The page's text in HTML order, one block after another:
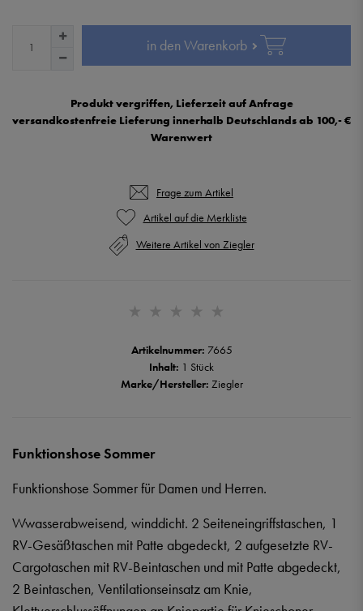
Artikelnummer: 7665
Inhalt: 1 Stück
Marke/Hersteller: Ziegler
in den Warenkorb
Produkt vergriffen, Lieferzeit auf Anfrage
versandkostenfreie Lieferung innerhalb Deutschlands ab 100,- €
Warenwert
Frage zum Artikel
Weitere Artikel von Ziegler
Funktionshose Sommer
Funktionshose Sommer für Damen und Herren.
Wwasserabweisend, winddicht. 2 Seiteneingriffstaschen, 1
RV-Gesäßtaschen mit Patte abgedeckt, 2 aufgesetzte RV-
Cargotaschen mit RV-Beintaschen und mit Patte abgedeckt,
2 Beintaschen, Ventilationseinsatz am Knie,